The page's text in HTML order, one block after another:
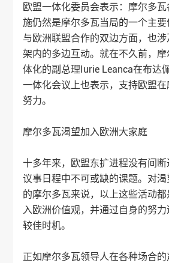
欧盟一体化委员会表示：摩尔多
施仍然是摩尔多瓦当局的一个主
与欧洲联盟合作的双边方面，也
架内的多边互动。就在不久前，
体化的副总理Iurie Leanca在布达
一体化会议上也表示，支持欧盟
努力。
摩尔多瓦渴望加入欧洲大家庭
十多年来，欧盟东扩进程没有间
议事日程中不可或缺的课题。对
的摩尔多瓦来说，以上这些活动
入欧洲价值观，并通过自身的努
较佳时机。
正如摩尔多瓦领导人在各种场合